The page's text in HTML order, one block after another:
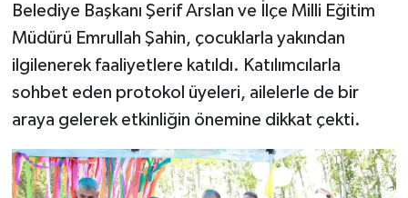
Belediye Başkanı Şerif Arslan ve İlçe Milli Eğitim
Müdürü Emrullah Şahin, çocuklarla yakından
ilgilenerek faaliyetlere katıldı. Katılımcılarla
sohbet eden protokol üyeleri, ailelerle de bir
araya gelerek etkinliğin önemine dikkat çekti.